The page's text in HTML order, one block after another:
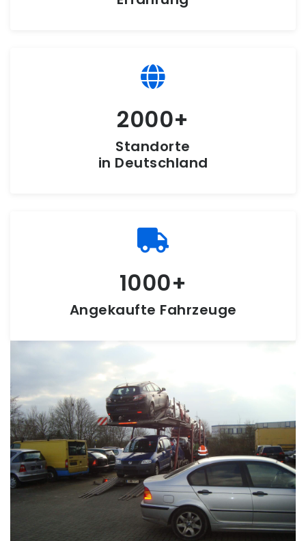
2000
Standorte
in Deutschland
1000
Angekaufte Fahrzeuge